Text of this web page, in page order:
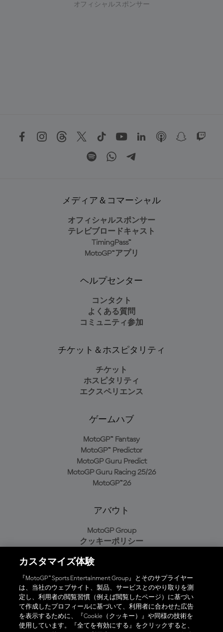
オフィシャルスポンサー
メディア＆コマーシャル
オフィシャルスポンサー
テレビブロードキャスト
TimingPass™
MotoGP™アプリ
ヘルプセンター
コンタクト
よくある質問
コミュニティ参加
チケット＆ホスピタリティ
チケット
ホスピタリティ
エクスペリエンス
ゲームハブ
MotoGP™ Fantasy
MotoGP™ Predictor
MotoGP Guru Predict
MotoGP Guru Racing 25/26
MotoGP™26
アバウト
MotoGP Group
クッキーポリシー
プライバシーポリシー
購入ポリシー
オフィシャルアプリ
カスタマイズ体験
『MotoGP™ Sports Entertainment Group』とそのサプライヤー
は、当社のウェブサイト、製品、サービスとのやり取りを測
定し、利用者の閲覧習慣（例えば閲覧したページ）に基づい
て作成したプロフィールに基づいて、利用者に合わせた広告
を表示するために、『Cookie（クッキー）』や同様の技術を
使用しています。『全てを有効にする』をクリックすると、